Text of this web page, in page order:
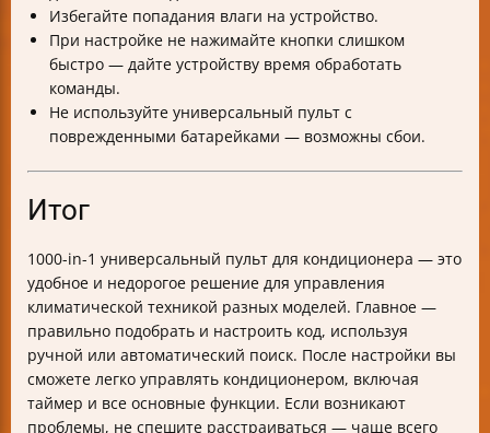
Избегайте попадания влаги на устройство.
При настройке не нажимайте кнопки слишком
быстро — дайте устройству время обработать
команды.
Не используйте универсальный пульт с
поврежденными батарейками — возможны сбои.
Итог
1000-in-1 универсальный пульт для кондиционера — это
удобное и недорогое решение для управления
климатической техникой разных моделей. Главное —
правильно подобрать и настроить код, используя
ручной или автоматический поиск. После настройки вы
сможете легко управлять кондиционером, включая
таймер и все основные функции. Если возникают
проблемы, не спешите расстраиваться — чаще всего